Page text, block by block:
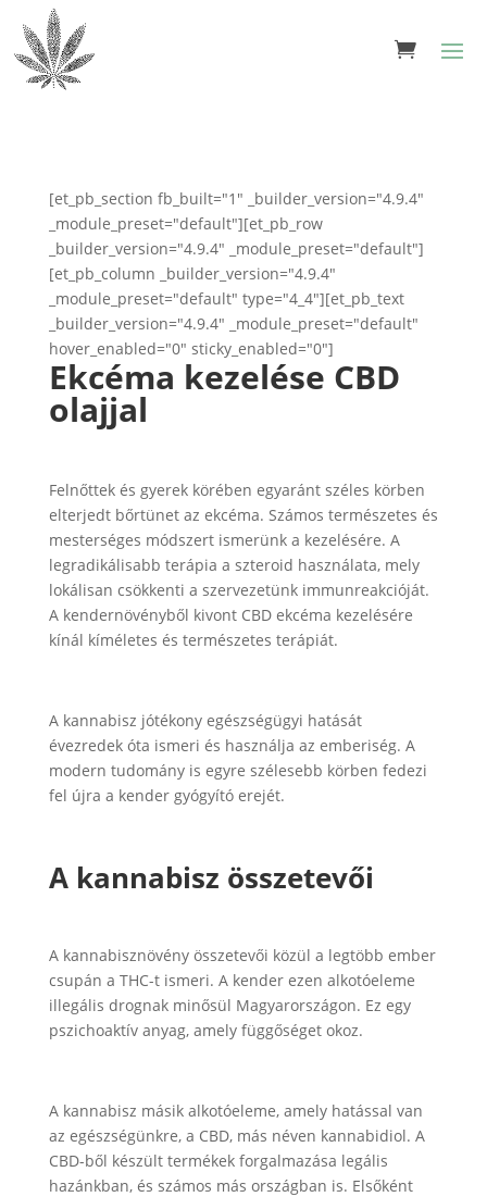
[et_pb_section fb_built="1" _builder_version="4.9.4"
_module_preset="default"][et_pb_row
_builder_version="4.9.4" _module_preset="default"]
[et_pb_column _builder_version="4.9.4"
_module_preset="default" type="4_4"][et_pb_text
_builder_version="4.9.4" _module_preset="default"
hover_enabled="0" sticky_enabled="0"]
Ekcéma kezelése CBD
olajjal
Felnőttek és gyerek körében egyaránt széles körben
elterjedt bőrtünet az ekcéma. Számos természetes és
mesterséges módszert ismerünk a kezelésére. A
legradikálisabb terápia a szteroid használata, mely
lokálisan csökkenti a szervezetünk immunreakcióját.
A kendernövényből kivont CBD ekcéma kezelésére
kínál kíméletes és természetes terápiát.
A kannabisz jótékony egészségügyi hatását
évezredek óta ismeri és használja az emberiség. A
modern tudomány is egyre szélesebb körben fedezi
fel újra a kender gyógyító erejét.
A kannabisz összetevői
A kannabisznövény összetevői közül a legtöbb ember
csupán a THC-t ismeri. A kender ezen alkotóeleme
illegális drognak minősül Magyarországon. Ez egy
pszichoaktív anyag, amely függőséget okoz.
A kannabisz másik alkotóeleme, amely hatással van
az egészségünkre, a CBD, más néven kannabidiol. A
CBD-ből készült termékek forgalmazása legális
hazánkban, és számos más országban is. Elsőként